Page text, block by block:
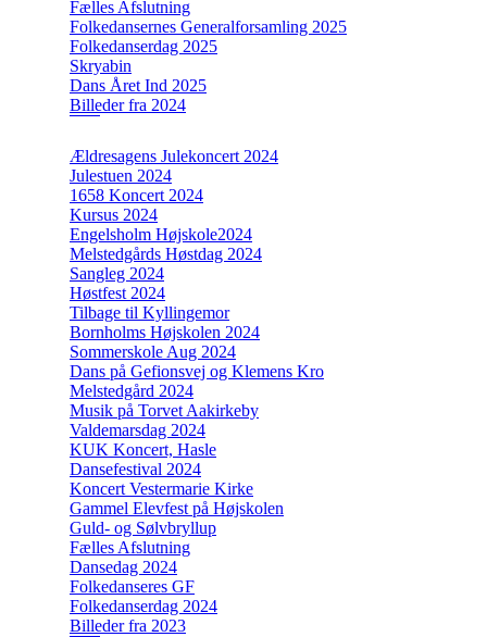
Fælles Afslutning
Folkedansernes Generalforsamling 2025
Folkedanserdag 2025
Skryabin
Dans Året Ind 2025
Billeder fra 2024
Ældresagens Julekoncert 2024
Julestuen 2024
1658 Koncert 2024
Kursus 2024
Engelsholm Højskole2024
Melstedgårds Høstdag 2024
Sangleg 2024
Høstfest 2024
Tilbage til Kyllingemor
Bornholms Højskolen 2024
Sommerskole Aug 2024
Dans på Gefionsvej og Klemens Kro
Melstedgård 2024
Musik på Torvet Aakirkeby
Valdemarsdag 2024
KUK Koncert, Hasle
Dansefestival 2024
Koncert Vestermarie Kirke
Gammel Elevfest på Højskolen
Guld- og Sølvbryllup
Fælles Afslutning
Dansedag 2024
Folkedanseres GF
Folkedanserdag 2024
Billeder fra 2023